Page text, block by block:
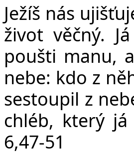
Ježíš nás
život věčný.
poušti manu,
nebe: kdo z
sestoupil z
chléb, který
6,47-51